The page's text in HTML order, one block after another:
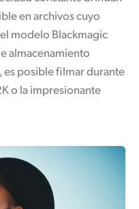
en archivos cuyo
modelo Blackmagic
almacenamiento
posible filmar durante
o la impresionante